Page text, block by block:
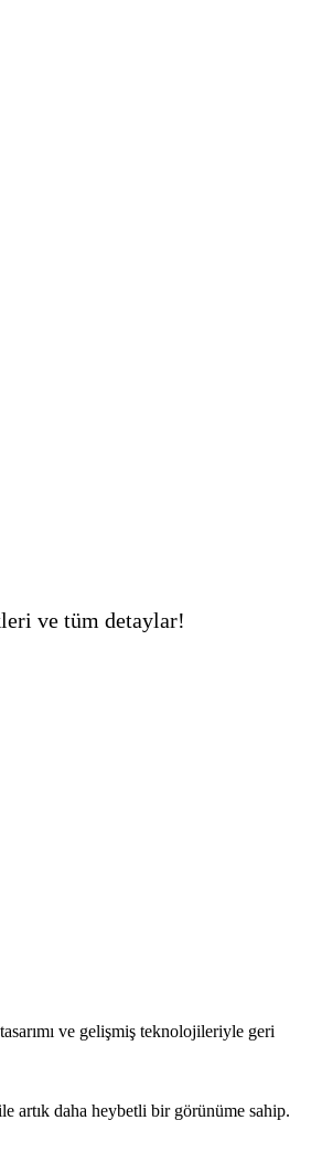
ve tüm detaylar!
ve gelişmiş teknolojileriyle geri
artık daha heybetli bir görünüme sahip.